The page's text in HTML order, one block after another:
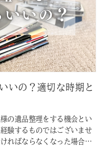
いの？適切な時期と
の遺品整理をする機会とい
験するものではございませ
ればならなくなった場合、
たらよいかわからない」、
でやらなければならないか